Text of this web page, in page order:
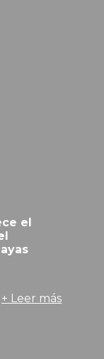
el
+ Leer más